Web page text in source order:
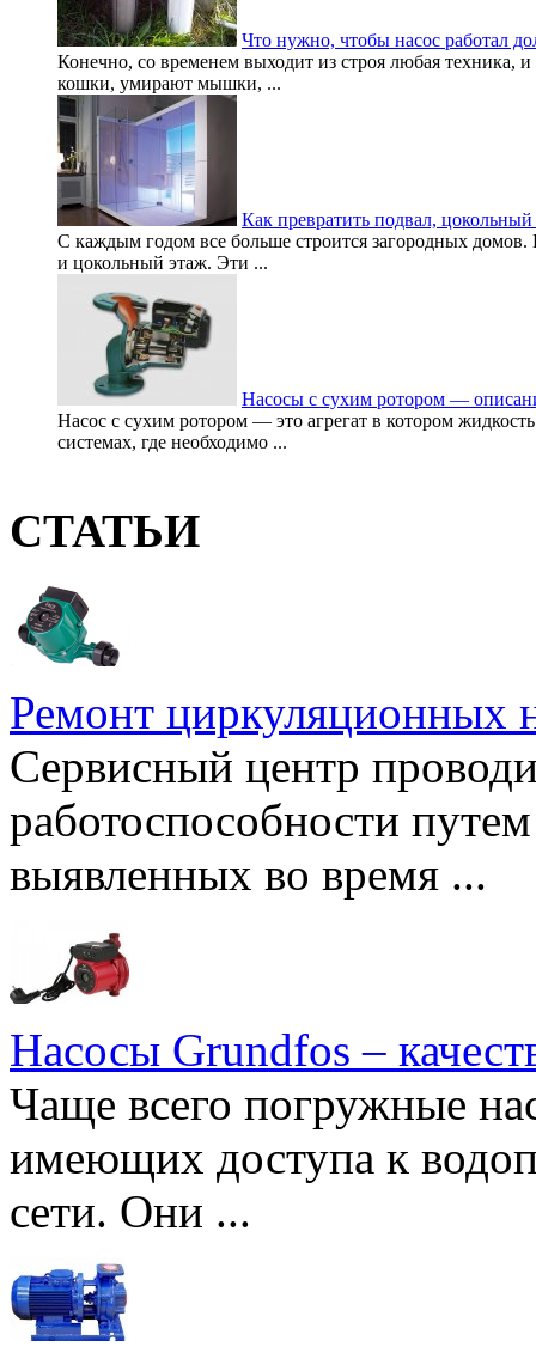
Что нужно, чтобы насос работал
Конечно, со временем выходит из строя любая техника,
кошки, умирают мышки, ...
Как превратить подвал,
С каждым годом все больше строится загородных домов.
и цокольный этаж. Эти ...
Насосы с сухим ротором —
Насос с сухим ротором — это агрегат в котором
системах, где необходимо ...
СТАТЬИ
Ремонт циркуляционных
Сервисный центр
работоспособности
выявленных во время ...
Насосы Grundfos –
Чаще всего погружные
имеющих доступа к
сети. Они ...